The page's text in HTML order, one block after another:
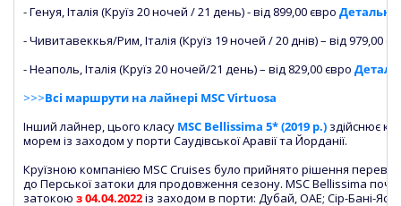
- Генуя, Італія (Круїз 20 ночей / 21 день) - від 899,00 євро
- Чивитавеккья/Рим, Італія (Круїз 19 ночей / 20 днів) – від 979,00
- Неаполь, Італія (Круїз 20 ночей/21 день) – від 829,00 євро
>>>Всі маршрути на лайнері MSC Virtuosa
Інший лайнер, цього класу MSC Bellissima 5* (2019 р.) здійснює
морем із заходом у порти Саудівської Аравії та Йорданії.
Круїзною компанією MSC Cruises було прийнято рішення
до Перської затоки для продовження сезону. MSC Bellissima
затокою з 04.04.2022із заходом в порти: Дубай, ОАЕ; Сір-Бані-Яс,